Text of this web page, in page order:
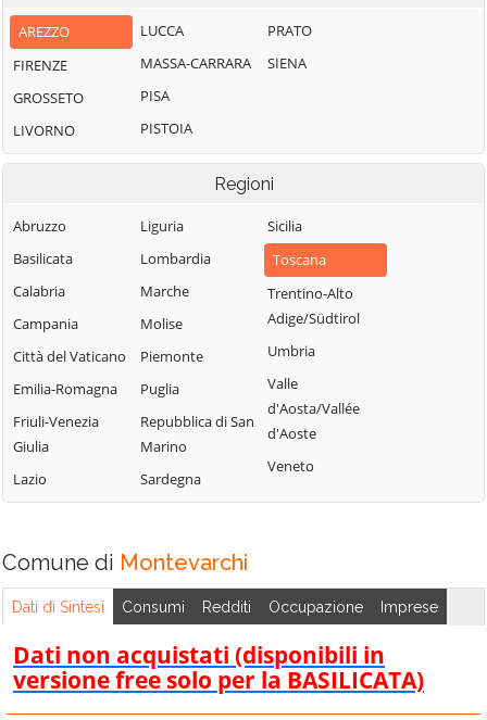
Castelfranco
Piandiscò
Castiglion
Fibocchi
Castiglion
Fiorentino
Marciano della
Chiana
Monte San
Montemignaio
AREZZO
FIRENZE
GROSSETO
LIVORNO
LUCCA
MASSA-CARRARA
PISA
PISTOIA
PRATO
SIENA
Regioni
Abruzzo
Basilicata
Calabria
Campania
Città del Vaticano
Emilia-Romagna
Friuli-Venezia
Giulia
Lazio
Liguria
Lombardia
Marche
Molise
Piemonte
Puglia
Repubblica di San
Marino
Sardegna
Sicilia
Toscana
Trentino-Alto
Adige/Südtirol
Umbria
Valle
d'Aosta/Vallée
d'Aoste
Veneto
Comune di Montevarchi
Dati di Sintesi Consumi Redditi Occupazione Imprese
Dati non acquistati (disponibili in
versione free solo per la BASILICATA)